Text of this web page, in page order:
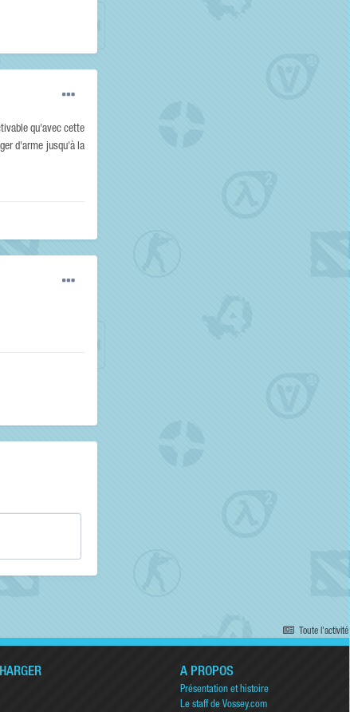
qu'avec cette
d'arme jusqu'à la
Toute l’activité
A PROPOS
Présentation et histoire
Le staff de Vossey.com